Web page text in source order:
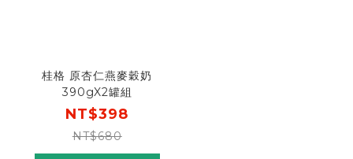
桂格 原杏仁燕麥穀奶
390gX2罐組
NT$398
NT$680